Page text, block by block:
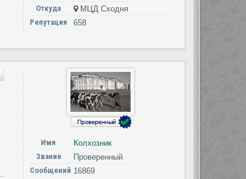
Откуда
МЦД Сходня
Репутация
658
Имя
Колхозник
Звание
Проверенный
Сообщений 16869